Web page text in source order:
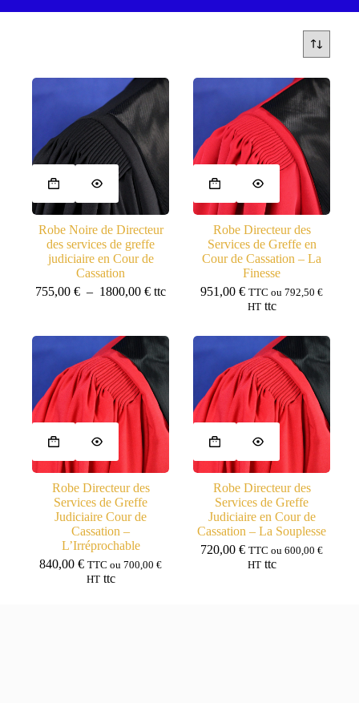
Ce
produit
a
plusieurs
variations.
Les
options
être
choisies
page
produit
Robe Noire de Directeur
des services de greffe
judiciaire en Cour de
Cassation
755,00€ – 1800,00€Plage
755,00 €
1800,00 €
ttc
Robe Directeur des
Services de Greffe en
Cour de Cassation – La
Finesse
951,00€ TTC ou792,50€
HT ttc
Robe Directeur des
Services de Greffe
Judiciaire Cour de
Cassation –
L’Irréprochable
840,00€ TTC ou700,00€
HT ttc
Robe Directeur des
Services de Greffe
Judiciaire en Cour de
Cassation – La Souplesse
720,00€ TTC ou600,00€
HT ttc